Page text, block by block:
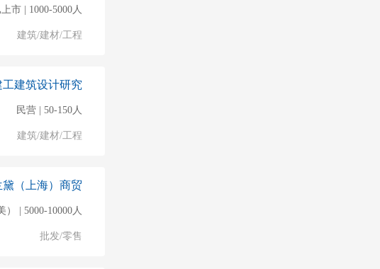
市 | 1000-5000人
建筑/建材/工程
工建筑设计研究
民营 | 50-150人
建筑/建材/工程
黛（上海）商贸
） | 5000-10000人
批发/零售